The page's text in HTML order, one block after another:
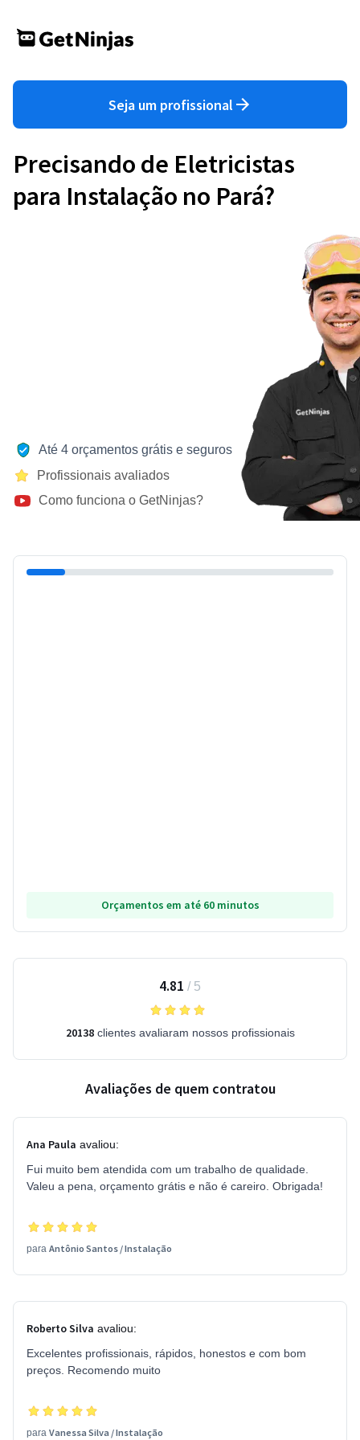
Seja um profissional
Precisando de Eletricistas
para Instalação no Pará?
Até 4 orçamentos grátis e seguros
Profissionais avaliados
Como funciona o GetNinjas?
Orçamentos em até 60 minutos
4.81 / 5
20138clientes avaliaram nossos profissionais
Avaliações de quem contratou
Ana Paula avaliou:
Fui muito bem atendida com um trabalho de qualidade.
Valeu a pena, orçamento grátis e não é careiro. Obrigada!
para Antônio Santos /Instalação
Roberto Silva avaliou:
Excelentes profissionais, rápidos, honestos e com bom
preços. Recomendo muito
para Vanessa Silva /Instalação